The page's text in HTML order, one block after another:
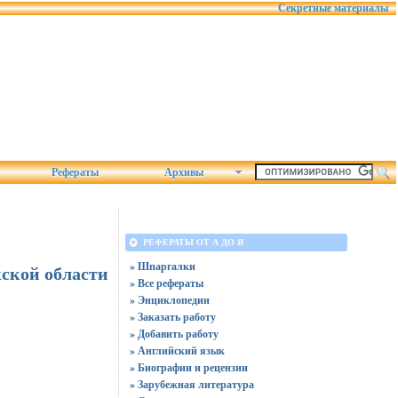
Секретные материалы
Рефераты Архивы
области
РЕФЕРАТЫ ОТ А ДО Я
» Шпаргалки
» Все рефераты
» Энциклопедии
» Заказать работу
» Добавить работу
» Английский язык
» Биографии и рецензии
» Зарубежная литература